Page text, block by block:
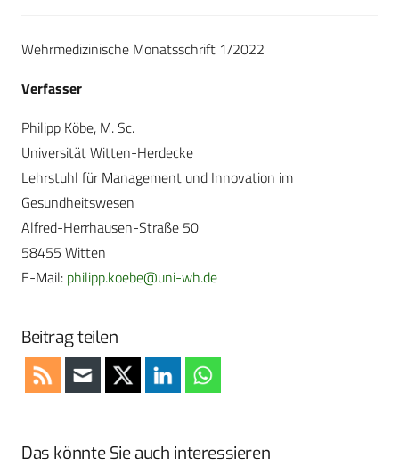
Wehrmedizinische Monatsschrift 1/2022
Verfasser
Philipp Köbe, M. Sc.
Universität Witten-Herdecke
Lehrstuhl für Management und Innovation im
Gesundheitswesen
Alfred-Herrhausen-Straße 50
58455 Witten
E-Mail: philipp.koebe@uni-wh.de
Beitrag teilen
Das könnte Sie auch interessieren